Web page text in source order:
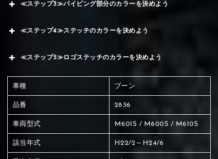
≪ステップ3≫パイピング部分のカラーを決めよう
≪ステップ4≫ステッチのカラーを決めよう
≪ステップ5≫ロゴステッチのカラーを決めよう
車種 ブーン
品番 2836
車両型式 M601S / M600S / M610S
該当年式 H22/2～H24/6